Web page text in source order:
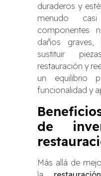
duraderos y
menudo
componentes
daños graves,
sustituir
restauración y
un equilibrio
funcionalidad y
de
Más allá de